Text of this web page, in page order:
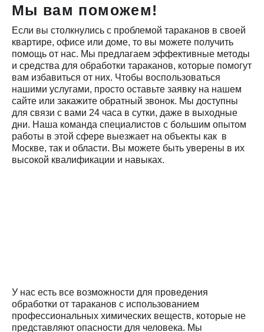
Мы вам поможем!
Если вы столкнулись с проблемой тараканов в своей
квартире, офисе или доме, то вы можете получить
помощь от нас. Мы предлагаем эффективные методы
и средства для обработки тараканов, которые помогут
вам избавиться от них. Чтобы воспользоваться
нашими услугами, просто оставьте заявку на нашем
сайте или закажите обратный звонок. Мы доступны
для связи с вами 24 часа в сутки, даже в выходные
дни. Наша команда специалистов с большим опытом
работы в этой сфере выезжает на объекты как в
Москве, так и области. Вы можете быть уверены в их
высокой квалификации и навыках.
У нас есть все возможности для проведения
обработки от тараканов с использованием
профессиональных химических веществ, которые не
представляют опасности для человека. Мы